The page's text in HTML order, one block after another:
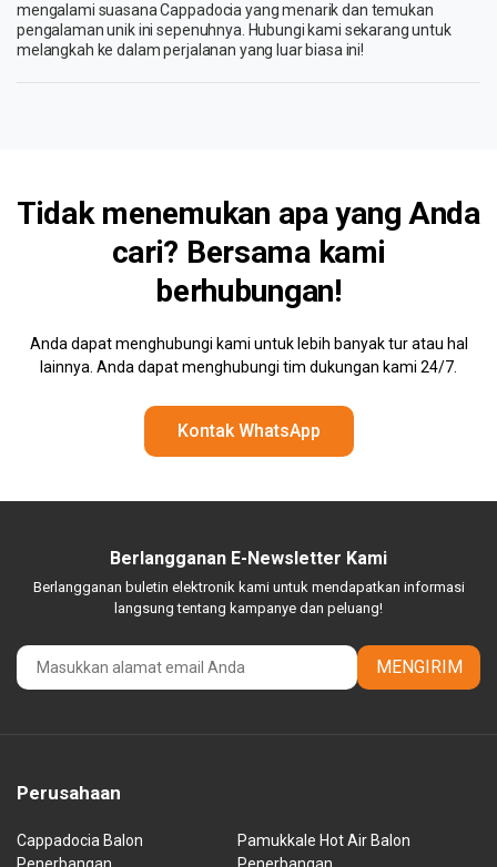
mengalami suasana Cappadocia yang menarik dan temukan
pengalaman unik ini sepenuhnya. Hubungi kami sekarang untuk
melangkah ke dalam perjalanan yang luar biasa ini!
Tidak menemukan apa yang Anda
cari? Bersama kami
berhubungan!
Anda dapat menghubungi kami untuk lebih banyak tur atau hal
lainnya. Anda dapat menghubungi tim dukungan kami 24/7.
Kontak WhatsApp
Berlangganan E-Newsletter Kami
Berlangganan buletin elektronik kami untuk mendapatkan informasi
langsung tentang kampanye dan peluang!
MENGIRIM
Perusahaan
Cappadocia Balon
Pamukkale Hot Air Balon